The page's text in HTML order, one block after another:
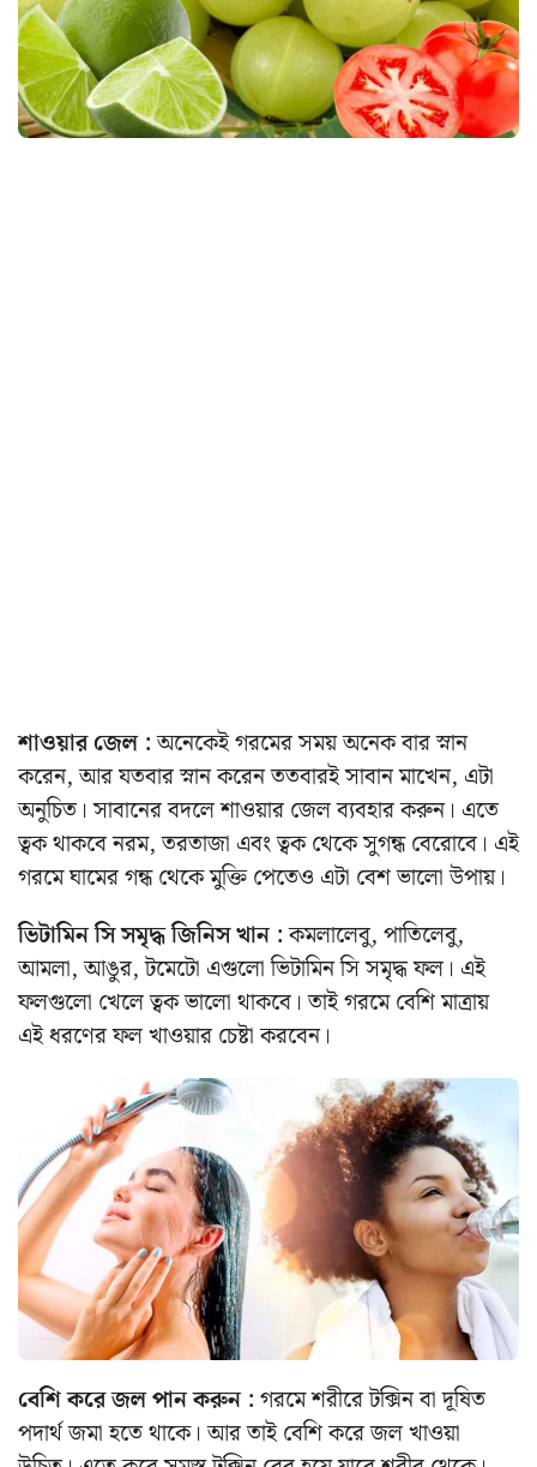
শাওয়ার জেল :অনেকেই গরমের সময় অনেক বার স্নান
করেন, আর যতবার স্নান করেন ততবারই সাবান মাখেন, এটা
অনুচিত। সাবানের বদলে শাওয়ার জেল ব্যবহার করুন। এতে
ত্বক থাকবে নরম, তরতাজা এবং ত্বক থেকে সুগন্ধ বেরোবে। এই
গরমে ঘামের গন্ধ থেকে মুক্তি পেতেও এটা বেশ ভালো উপায়।
ভিটামিন সি সমৃদ্ধ জিনিস খান :কমলালেবু, পাতিলেবু,
আমলা, আঙুর, টমেটো এগুলো ভিটামিন সি সমৃদ্ধ ফল। এই
ফলগুলো খেলে ত্বক ভালো থাকবে। তাই গরমে বেশি মাত্রায়
এই ধরণের ফল খাওয়ার চেষ্টা করবেন।
বেশি করে জল পান করুন :গরমে শরীরে টক্সিন বা দূষিত
পদার্থ জমা হতে থাকে। আর তাই বেশি করে জল খাওয়া